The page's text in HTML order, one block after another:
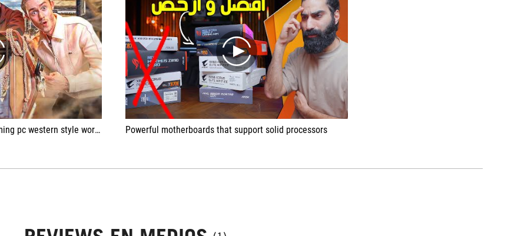
style worth thousands of euros!
play
Powerful motherboards that support solid processors